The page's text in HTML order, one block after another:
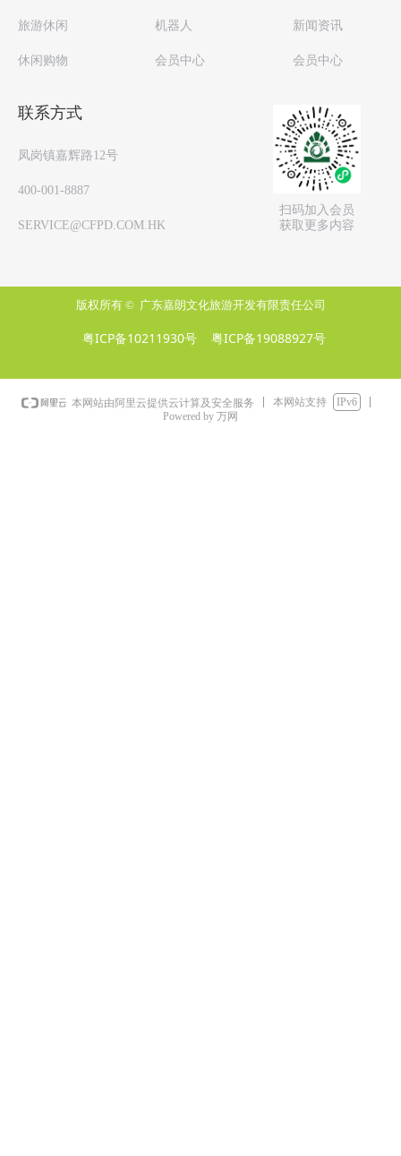
旅游休闲
休闲购物
机器人
会员中心
新闻资讯
会员中心
联系方式
凤岗镇嘉辉路12号
400-001-8887
SERVICE@CFPD.COM.HK
扫码加入会员
获取更多内容
粤ICP备10211930号 粤ICP备19088927号
版权所有 © 广东嘉朗文化旅游开发有限责任公司
本网站由阿里云提供云计算及安全服务 本网站支持
IPv6
Powered by 万网